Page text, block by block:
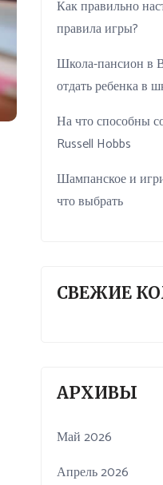
Как правильно
правила игры?
Школа-пансион в
отдать ребенка в
На что способны
Russell Hobbs
Шампанское и
что выбрать
СВЕЖИЕ
АРХИВЫ
Май 2026
Апрель 2026